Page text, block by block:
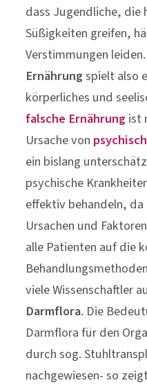
Ernährungspielt also
körperliches und
falsche Ernährungist
Ursache von
ein bislang
psychische
effektiv behandeln,
Ursachen und
alle Patienten auf die
viele Wissenschaftler
Darmflora. Die
Darmflora für den
durch sog.
nachgewiesen- so
Stuhltransplantation
gesunder Darmflora
multiresistenten